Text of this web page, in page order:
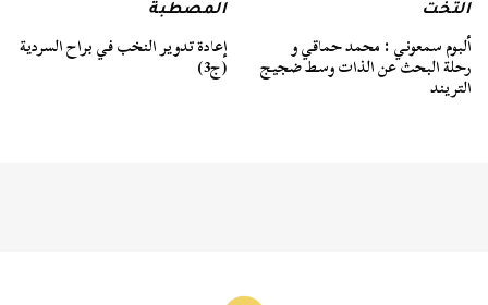
التخت
ألبوم سمعوني : محمد حماقي و
رحلة البحث عن الذات وسط ضجيج
التريند
المصطبة
إعادة تدوير النخب في براح السردية
(ج3)